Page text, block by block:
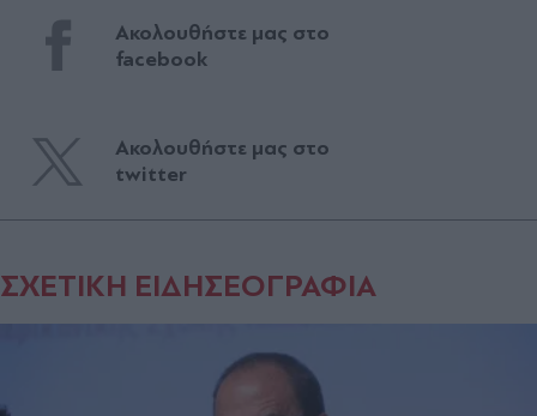
Ακολουθήστε μας στο
facebook
Ακολουθήστε μας στο
twitter
ΣΧΕΤΙΚΗ ΕΙΔΗΣΕΟΓΡΑΦΙΑ